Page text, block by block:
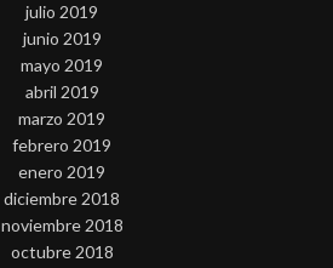
julio 2019
junio 2019
mayo 2019
abril 2019
marzo 2019
febrero 2019
enero 2019
diciembre 2018
noviembre 2018
octubre 2018